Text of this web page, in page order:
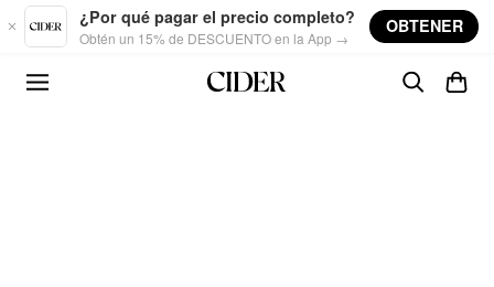
Skip to main content
¿Por qué pagar el precio completo?
Obtén un 15% de DESCUENTO en la App →
OBTENER